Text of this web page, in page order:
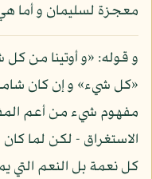
معجزة لسليمان و أما
و قوله: «و أوتينا من
«كل شيء» و إن كان
مفهوم شيء من أعم
الاستغراق - لكن لما
كل نعمة بل النعم التي